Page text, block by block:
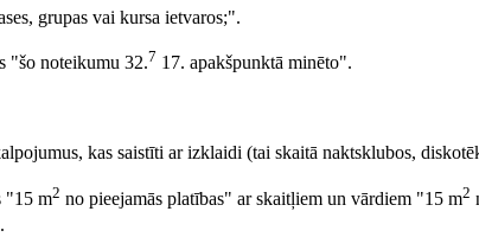
grupas vai kursa ietvaros;".
"šo noteikumu 32.7 17. apakšpunktā minēto".
kas saistīti ar izklaidi (tai skaitā naktsklubos,
"15 m2 no pieejamās platības" ar skaitļiem un vārdiem "15 m2